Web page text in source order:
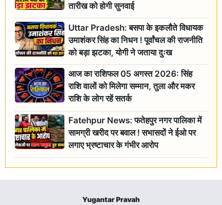
तारीख को होगी सुनवाई
Uttar Pradesh: बसपा के इकलौते विधायक
उमाशंकर सिंह का निधन ! पूर्वांचल की राजनीति
को बड़ा झटका, योगी ने जताया दुःख
आज का राशिफल 05 अगस्त 2026: सिंह
राशि वालों को मिलेगा सम्मान, तुला और मकर
राशि के लोग रहें सतर्क
Fatehpur News: फतेहपुर नगर पालिका में
सामग्री खरीद पर बवाल ! सभासदों ने ईओ पर
लगाए भ्रष्टाचार के गंभीर आरोप
Yugantar Pravah